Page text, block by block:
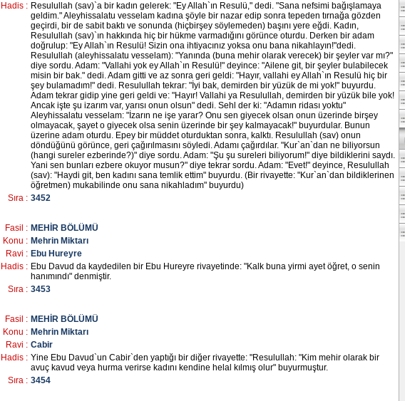
Hadis : Resulullah (sav)`a bir kadın gelerek: "Ey Allah`ın Resulü," dedi. "Sana nefsimi bağışlamaya
geldim." Aleyhissalatu vesselam kadına şöyle bir nazar edip sonra tepeden tırnağa gözden
geçirdi, bir de sabit baktı ve sonunda (hiçbirşey söylemeden) başını yere eğdi. Kadın,
Resulullah (sav)`ın hakkında hiç bir hükme varmadığını görünce oturdu. Derken bir adam
doğrulup: "Ey Allah`ın Resulü! Sizin ona ihtiyacınız yoksa onu bana nikahlayın!"dedi.
Resulullah (aleyhissalatu vesselam): "Yanında (buna mehir olarak verecek) bir şeyler var mı?"
diye sordu. Adam: "Vallahi yok ey Allah`ın Resulü!" deyince: "Ailene git, bir şeyler bulabilecek
misin bir bak." dedi. Adam gitti ve az sonra geri geldi: "Hayır, vallahi ey Allah`ın Resulü hiç bir
şey bulamadım!" dedi. Resulullah tekrar: "İyi bak, demirden bir yüzük de mi yok!" buyurdu.
Adam tekrar gidip yine geri geldi ve: "Hayır! Vallahi ya Resulullah, demirden bir yüzük bile yok!
Ancak işte şu izarım var, yarısı onun olsun" dedi. Sehl der ki: "Adamın ridası yoktu"
Aleyhissalatu vesselam: "İzarın ne işe yarar? Onu sen giyecek olsan onun üzerinde birşey
olmayacak, şayet o giyecek olsa senin üzerinde bir şey kalmayacak!" buyurdular. Bunun
üzerine adam oturdu. Epey bir müddet oturduktan sonra, kalktı. Resulullah (sav) onun
döndüğünü görünce, geri çağırılmasını söyledi. Adamı çağırdılar. "Kur`an`dan ne biliyorsun
(hangi sureler ezberinde?)" diye sordu. Adam: "Şu şu sureleri biliyorum!" diye bildiklerini saydı.
Yani sen bunları ezbere okuyor musun?" diye tekrar sordu. Adam: "Evet!" deyince, Resulullah
(sav): "Haydi git, ben kadını sana temlik ettim" buyurdu. (Bir rivayette: "Kur`an`dan bildiklerinen
öğretmen) mukabilinde onu sana nikahladım" buyurdu)
Sıra : 3452
Fasil : MEHİR BÖLÜMÜ
Konu : Mehrin Miktarı
Ravi : Ebu Hureyre
Hadis : Ebu Davud da kaydedilen bir Ebu Hureyre rivayetinde: "Kalk buna yirmi ayet öğret, o senin
hanımındı" denmiştir.
Sıra : 3453
Fasil : MEHİR BÖLÜMÜ
Konu : Mehrin Miktarı
Ravi : Cabir
Hadis : Yine Ebu Davud`un Cabir`den yaptığı bir diğer rivayette: "Resulullah: "Kim mehir olarak bir
avuç kavud veya hurma verirse kadını kendine helal kılmış olur" buyurmuştur.
Sıra : 3454